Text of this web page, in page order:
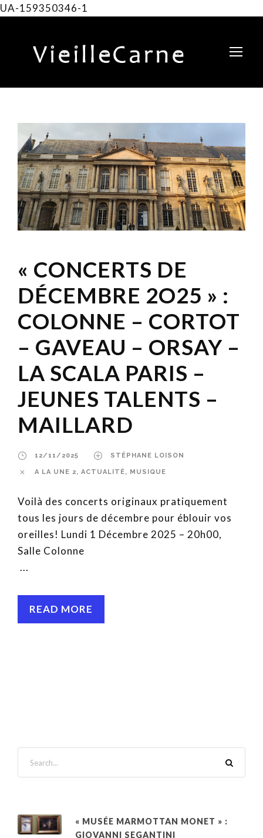
UA-159350346-1
« CONCERTS DE
DÉCEMBRE 2O25 » :
COLONNE – CORTOT
– GAVEAU – ORSAY –
LA SCALA PARIS –
JEUNES TALENTS –
MAILLARD
12/11/2025 STÉPHANE LOISON
A LA UNE 2, ACTUALITÉ, MUSIQUE
Voilà des concerts originaux pratiquement
tous les jours de décembre pour éblouir vos
oreilles! Lundi 1 Décembre 2025 – 20h00,
Salle Colonne
...
READ MORE
« MUSÉE MARMOTTAN MONET » :
GIOVANNI SEGANTINI